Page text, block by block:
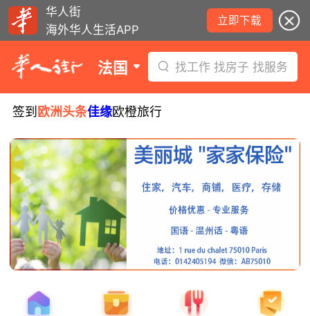
华人街
海外华人生活APP
立即下载
法国 找工作 找房子 找服务
签到 欧洲头条佳缘欧橙旅行